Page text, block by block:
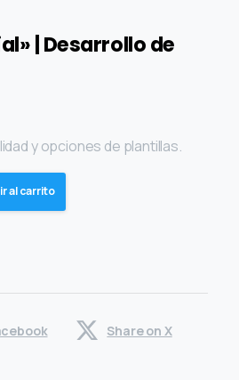
| Desarrollo de
y opciones de plantillas.
al carrito
Share on X